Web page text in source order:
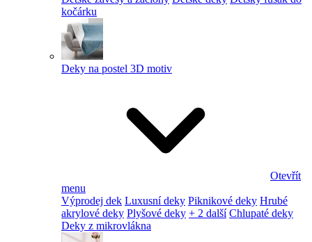
kočárku
Deky na postel 3D motiv
Otevřít
menu
Výprodej dek Luxusní deky Piknikové deky Hrubé
akrylové deky Plyšové deky + 2 další Chlupaté deky
Deky z mikrovlákna